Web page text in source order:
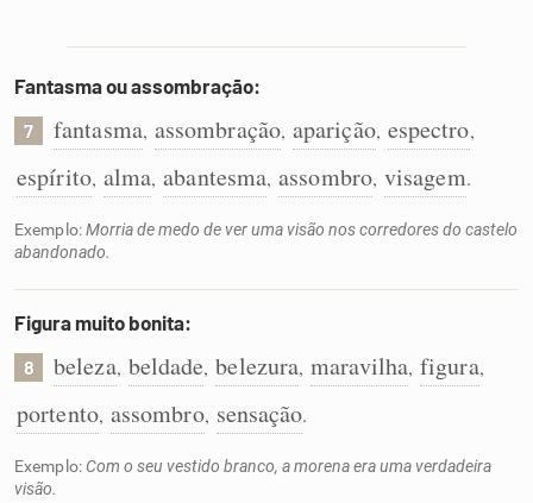
Fantasma ou assombração:
7 fantasma, assombração, aparição, espectro,
espírito, alma, abantesma, assombro, visagem.
Exemplo:Morria de medo de ver uma visão nos corredores do castelo
abandonado.
Figura muito bonita:
8 beleza, beldade, belezura, maravilha, figura,
portento, assombro, sensação.
Exemplo: Com o seu vestido branco, a morena era uma verdadeira
visão.